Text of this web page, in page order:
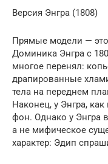
Версия Энгра (1808)
Прямые модели —
Доминика Энгра с
многое перенял:
драпированные
тела на переднем
Наконец, у Энгра,
фон. Однако у Энгра
а не мифическое
характер: Эдип